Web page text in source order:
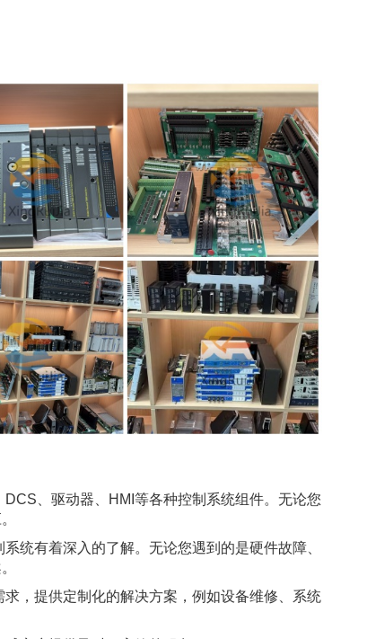
、驱动器、HMI等各种控制系统组件。无论您
统有着深入的了解。无论您遇到的是硬件故障、
，提供定制化的解决方案，例如设备维修、系统